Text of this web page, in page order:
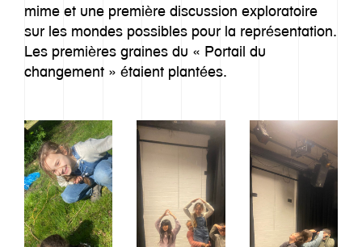
mime et une première discussion exploratoire
sur les mondes possibles pour la représentation.
Les premières graines du « Portail du
changement » étaient plantées.